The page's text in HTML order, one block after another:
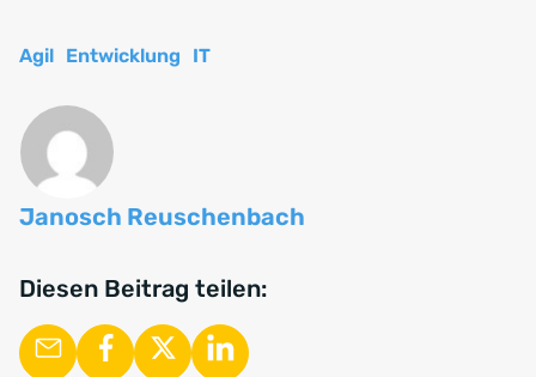
Agil Entwicklung IT
Janosch Reuschenbach
Diesen Beitrag teilen: